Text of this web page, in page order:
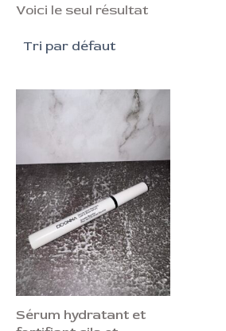
Voici le seul résultat
Sérum hydratant et